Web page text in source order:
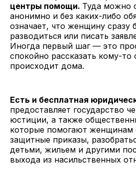
центры помощи. Туда можно
анонимно и без каких-либо
означает, что женщину сразу
разводиться или писать
Иногда первый шаг — это
спокойно рассказать кому-то
происходит дома.
Есть и бесплатная
предоставляет государство
юстиции, а также
которые помогают женщинам
защитные приказы,
детьми, жильем и другими
выхода из насильственных